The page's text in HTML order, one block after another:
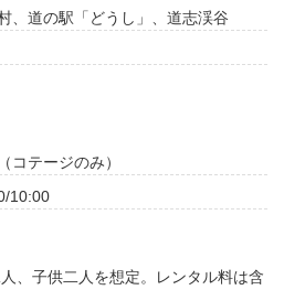
、道の駅「どうし」、道志渓谷
コテージのみ）
10:00
、子供二人を想定。レンタル料は含